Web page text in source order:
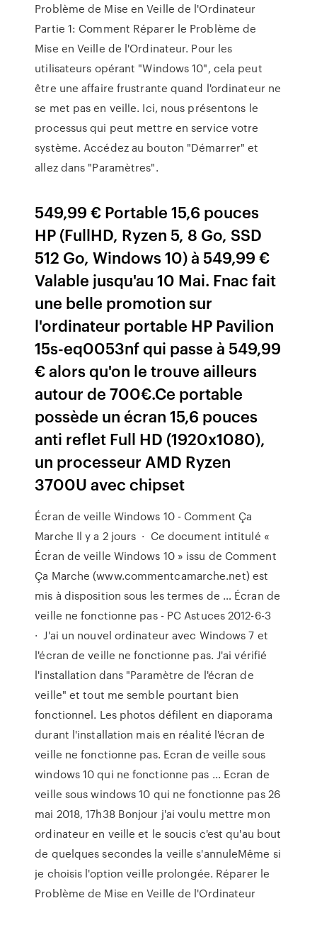
Problème de Mise en Veille de l'Ordinateur
Partie 1: Comment Réparer le Problème de
Mise en Veille de l'Ordinateur. Pour les
utilisateurs opérant "Windows 10", cela peut
être une affaire frustrante quand l'ordinateur ne
se met pas en veille. Ici, nous présentons le
processus qui peut mettre en service votre
système. Accédez au bouton "Démarrer" et
allez dans "Paramètres".
549,99 € Portable 15,6 pouces
HP (FullHD, Ryzen 5, 8 Go, SSD
512 Go, Windows 10) à 549,99 €
Valable jusqu'au 10 Mai. Fnac fait
une belle promotion sur
l'ordinateur portable HP Pavilion
15s-eq0053nf qui passe à 549,99
€ alors qu'on le trouve ailleurs
autour de 700€.Ce portable
possède un écran 15,6 pouces
anti reflet Full HD (1920x1080),
un processeur AMD Ryzen
3700U avec chipset
Écran de veille Windows 10 - Comment Ça
Marche Il y a 2 jours · Ce document intitulé «
Écran de veille Windows 10 » issu de Comment
Ça Marche (www.commentcamarche.net) est
mis à disposition sous les termes de … Écran de
veille ne fonctionne pas - PC Astuces 2012-6-3
· J'ai un nouvel ordinateur avec Windows 7 et
l'écran de veille ne fonctionne pas. J'ai vérifié
l'installation dans "Paramètre de l'écran de
veille" et tout me semble pourtant bien
fonctionnel. Les photos défilent en diaporama
durant l'installation mais en réalité l'écran de
veille ne fonctionne pas. Ecran de veille sous
windows 10 qui ne fonctionne pas ... Ecran de
veille sous windows 10 qui ne fonctionne pas 26
mai 2018, 17h38 Bonjour j'ai voulu mettre mon
ordinateur en veille et le soucis c'est qu'au bout
de quelques secondes la veille s'annuleMême si
je choisis l'option veille prolongée. Réparer le
Problème de Mise en Veille de l'Ordinateur